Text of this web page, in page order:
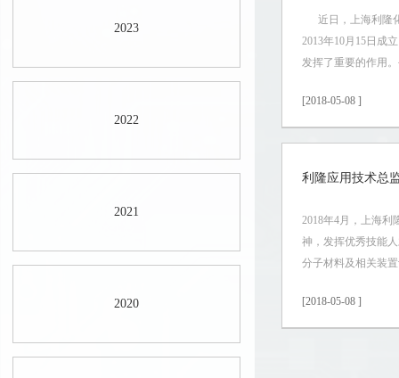
2023
2022
2021
2020
近日，上海利隆化
2013年10月15日成
发挥了重要的作用
[2018-05-08 ]
利隆应用技术总
2018年4月，上海利
神，发挥优秀技能
分子材料及相关装
[2018-05-08 ]